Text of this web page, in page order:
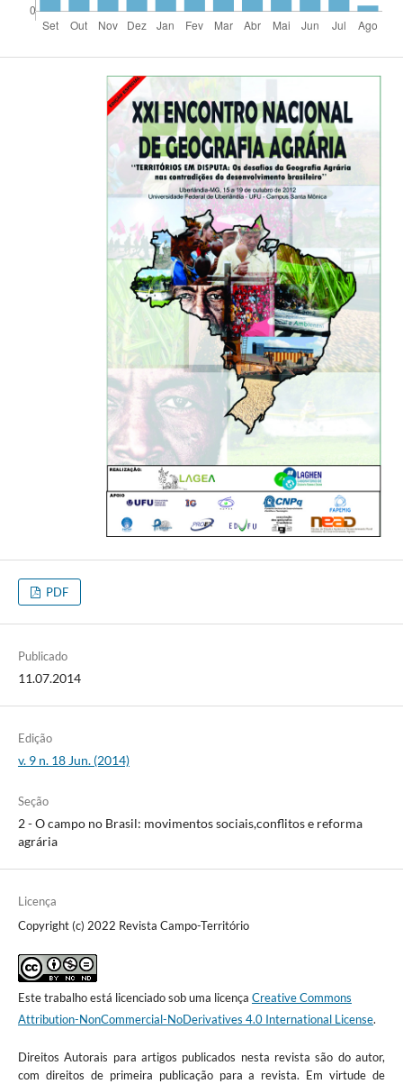
PDF
Publicado
11.07.2014
Edição
v. 9 n. 18 Jun. (2014)
Seção
2 - O campo no Brasil: movimentos sociais,conflitos e reforma
agrária
Licença
Copyright (c) 2022 Revista Campo-Território
Este trabalho está licenciado sob uma licença Creative Commons
Attribution-NonCommercial-NoDerivatives 4.0 International License.
Direitos Autorais para artigos publicados nesta revista são do autor,
com direitos de primeira publicação para a revista. Em virtude de